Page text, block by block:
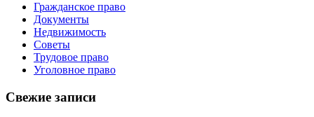
Гражданское право
Документы
Недвижимость
Советы
Трудовое право
Уголовное право
Свежие записи